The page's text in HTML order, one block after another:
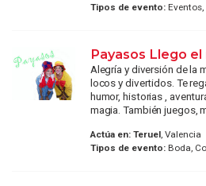
Tipos de evento:Eventos,
Payasos Llego
Alegría y diversión de la
locos y divertidos. Te
humor, historias ,
magia. También juegos,
Actúa en: Teruel, Valencia
Tipos de evento:Boda,